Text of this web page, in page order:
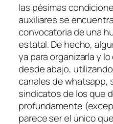
las pésimas
auxiliares se
convocatoria de una
estatal. De hecho,
ya para organizarla y
desde abajo,
canales de whatsapp,
sindicatos de los que
profundamente
parece ser el único